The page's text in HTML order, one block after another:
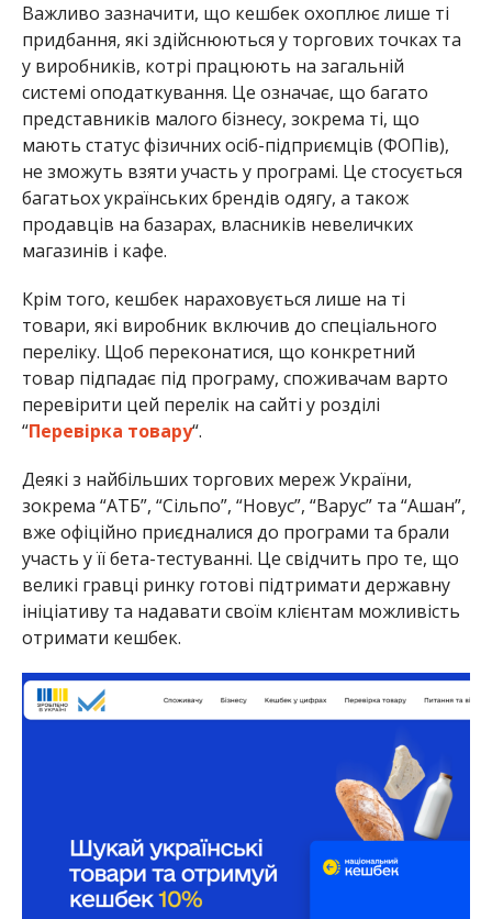
Важливо зазначити, що кешбек охоплює лише ті
придбання, які здійснюються у торгових точках та
у виробників, котрі працюють на загальній
системі оподаткування. Це означає, що багато
представників малого бізнесу, зокрема ті, що
мають статус фізичних осіб-підприємців (ФОПів),
не зможуть взяти участь у програмі. Це стосується
багатьох українських брендів одягу, а також
продавців на базарах, власників невеличких
магазинів і кафе.
Крім того, кешбек нараховується лише на ті
товари, які виробник включив до спеціального
переліку. Щоб переконатися, що конкретний
товар підпадає під програму, споживачам варто
перевірити цей перелік на сайті у розділі
“Перевірка товару“.
Деякі з найбільших торгових мереж України,
зокрема “АТБ”, “Сільпо”, “Новус”, “Варус” та “Ашан”,
вже офіційно приєдналися до програми та брали
участь у її бета-тестуванні. Це свідчить про те, що
великі гравці ринку готові підтримати державну
ініціативу та надавати своїм клієнтам можливість
отримати кешбек.